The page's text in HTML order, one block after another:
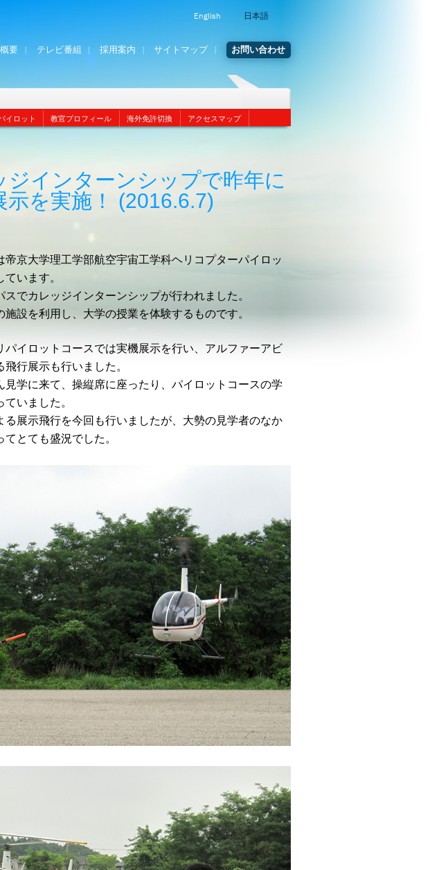
English 日本語
要 テレビ番組 採用案内 サイトマップ お問い合わせ
イロット 教官プロフィール 海外免許切換 アクセスマップ
ジインターンシップで昨年に
示を実施！ (2016.6.7)
帝京大学理工学部航空宇宙工学科ヘリコプターパイロッ
います。
でカレッジインターンシップが行われました。
設を利用し、大学の授業を体験するものです。
パイロットコースでは実機展示を行い、アルファーアビ
行展示も行いました。
見学に来て、操縦席に座ったり、パイロットコースの学
いました。
る展示飛行を今回も行いましたが、大勢の見学者のなか
とても盛況でした。